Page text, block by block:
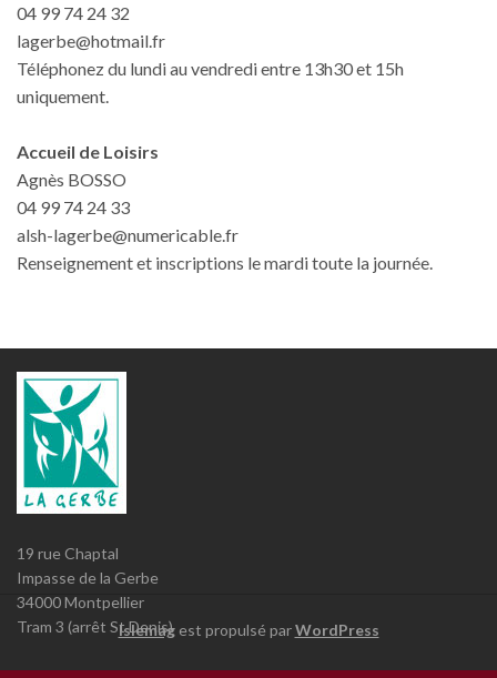
04 99 74 24 32
lagerbe@hotmail.fr
Téléphonez du lundi au vendredi entre 13h30 et 15h
uniquement.
Accueil de Loisirs
Agnès BOSSO
04 99 74 24 33
alsh-lagerbe@numericable.fr
Renseignement et inscriptions le mardi toute la journée.
19 rue Chaptal
Impasse de la Gerbe
34000 Montpellier
Tram 3 (arrêt St Denis)
Islemagest propulsé parWordPress